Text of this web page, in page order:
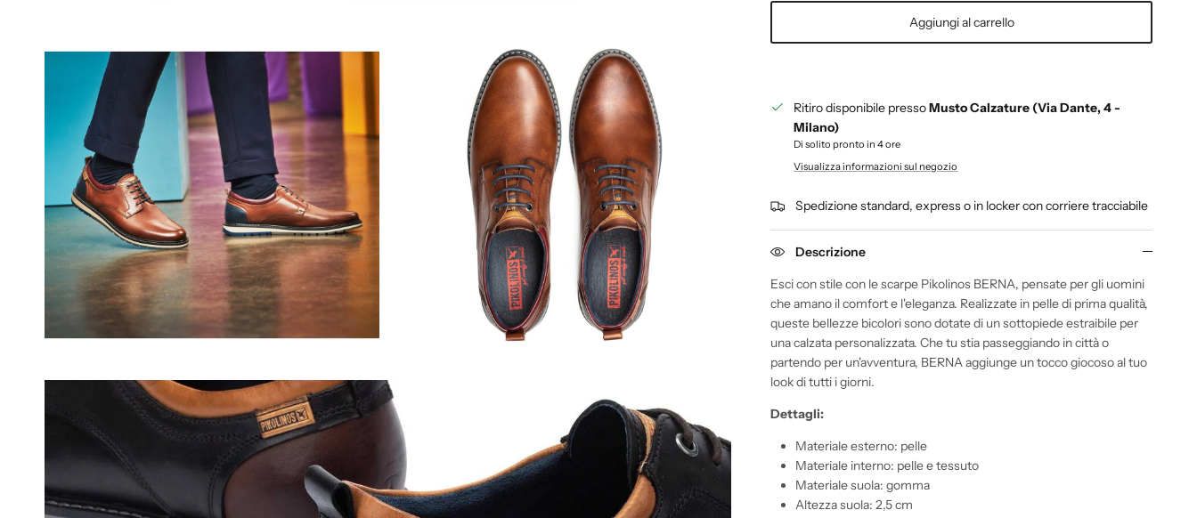
Aggiungi al carrello
Ritiro disponibile pressoMusto Calzature (Via Dante, 4 -
Milano)
Di solito pronto in 4 ore
Visualizza informazioni sul negozio
Spedizione standard, express o in locker con corriere tracciabile
Descrizione
Esci con stile con le scarpe Pikolinos BERNA, pensate per gli uomini
che amano il comfort e l'eleganza. Realizzate in pelle di prima qualità,
queste bellezze bicolori sono dotate di unsottopiede estraibile per
una calzata personalizzata. Che tu stia passeggiando in città o
partendo per un'avventura, BERNA aggiunge un tocco giocoso al tuo
look di tutti i giorni.
Dettagli:
Materiale esterno: pelle
Materiale interno: pelle e tessuto
Materiale suola: gomma
Altezza suola: 2,5 cm